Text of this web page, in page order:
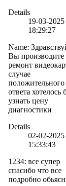
Details
19-03-2025
18:29:27
Name:
Вы производите
ремонт
случае
положительного
ответа хотелось
узнать цену
диагностики
Details
02-02-2025
15:33:43
1234: все супер
спасибо что все
подробно